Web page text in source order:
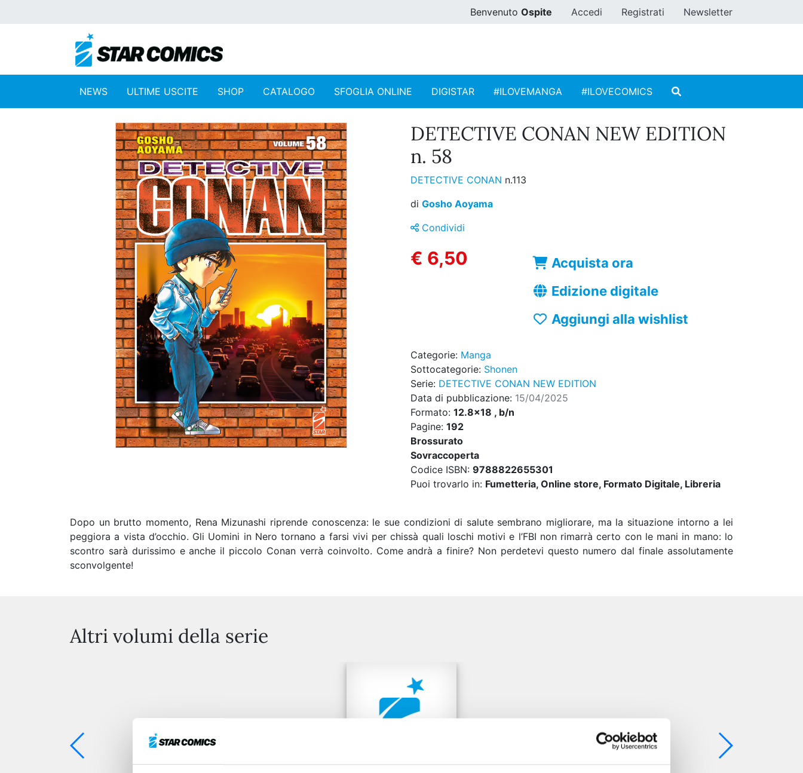
Benvenuto Ospite Accedi Registrati Newsletter
NEWS ULTIME USCITE SHOP CATALOGO SFOGLIA ONLINE DIGISTAR #ILOVEMANGA #ILOVECOMICS
DETECTIVE CONAN NEW EDITION
n. 58
DETECTIVE CONAN n.113
di Gosho Aoyama
Condividi
€ 6,50
Acquista ora
Edizione digitale
Aggiungi alla wishlist
Categorie: Manga
Sottocategorie: Shonen
Serie: DETECTIVE CONAN NEW EDITION
Data di pubblicazione: 15/04/2025
Formato: 12.8x18 , b/n
Pagine: 192
Brossurato
Sovraccoperta
Codice ISBN: 9788822655301
Puoi trovarlo in: Fumetteria, Online store, Formato Digitale, Libreria
Dopo un brutto momento, Rena Mizunashi riprende conoscenza: le sue condizioni di salute sembrano migliorare, ma la situazione intorno a lei
peggiora a vista d’occhio. Gli Uomini in Nero tornano a farsi vivi per chissà quali loschi motivi e l’FBI non rimarrà certo con le mani in mano: lo
scontro sarà durissimo e anche il piccolo Conan verrà coinvolto. Come andrà a finire? Non perdetevi questo numero dal finale assolutamente
sconvolgente!
Altri volumi della serie